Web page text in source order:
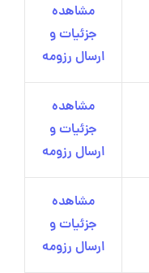
مشاهده
جزئیات و
ارسال رزومه
مشاهده
جزئیات و
ارسال رزومه
مشاهده
جزئیات و
ارسال رزومه